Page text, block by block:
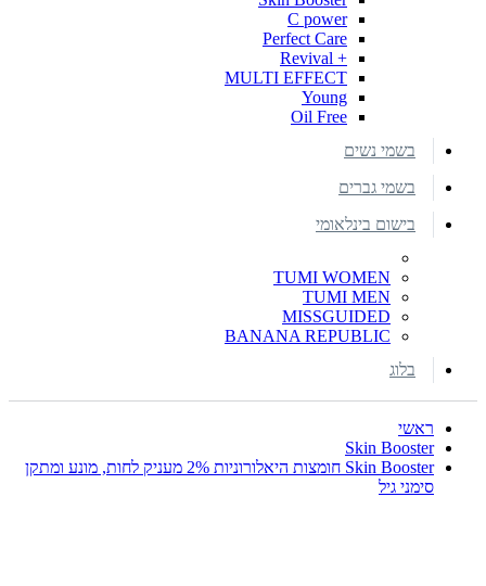
C power
Perfect Care
+ Revival
MULTI EFFECT
Young
Oil Free
בשמי נשים
בשמי גברים
בישום בינלאומי
TUMI WOMEN
TUMI MEN
MISSGUIDED
BANANA REPUBLIC
בלוג
ראשי
Skin Booster
Skin Booster חומצות היאלורוניות 2% מעניק לחות, מונע ומתקן
סימני גיל